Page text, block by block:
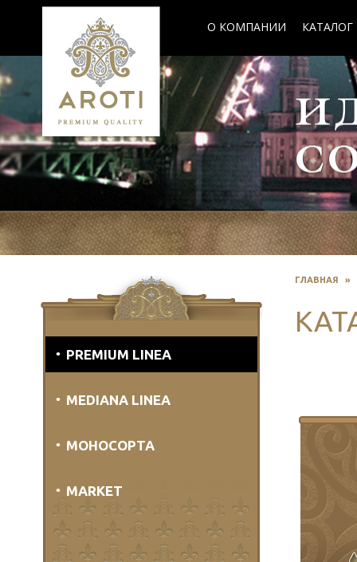
О КОМПАНИИ КАТАЛОГ
PREMIUM LINEA
MEDIANA LINEA
МОНОСОРТА
MARKET
ГЛАВНАЯ »